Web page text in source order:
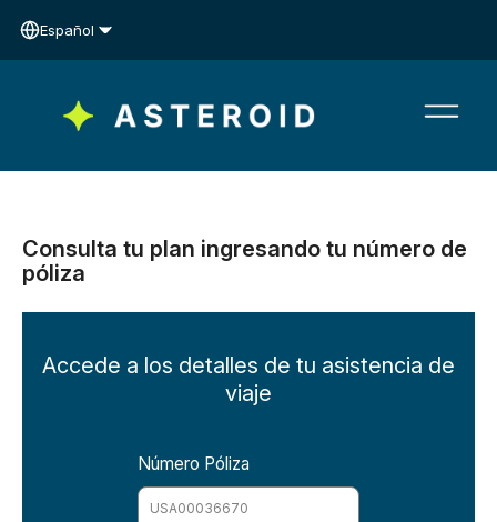
Español
Consulta tu plan ingresando tu número de
póliza
Accede a los detalles de tu asistencia de
viaje
Número Póliza